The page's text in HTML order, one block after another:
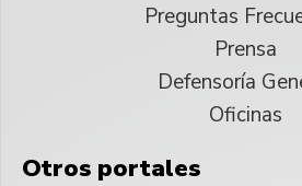
Preguntas
Prensa
Defensoría
Oficinas
Otros portales